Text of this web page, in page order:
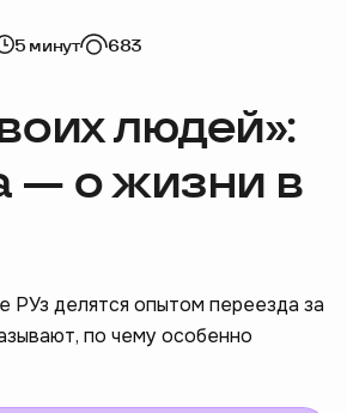
5 минут 683
людей»:
— о жизни в
РУз делятся опытом переезда за
по чему особенно